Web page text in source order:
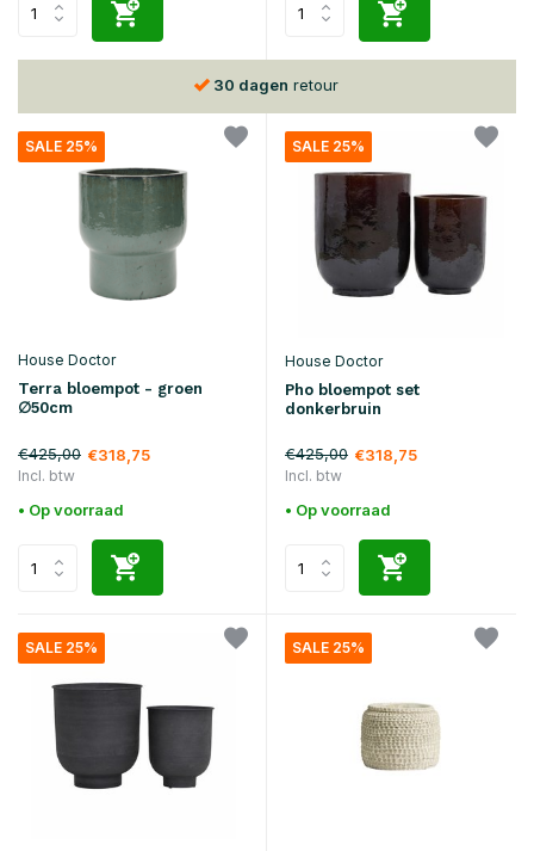
30 dagen retour
SALE 25%
House Doctor
Terra bloempot - groen
∅50cm
€425,00 €318,75
Incl. btw
• Op voorraad
SALE 25%
House Doctor
Pho bloempot set
donkerbruin
€425,00 €318,75
Incl. btw
• Op voorraad
SALE 25% SALE 25%